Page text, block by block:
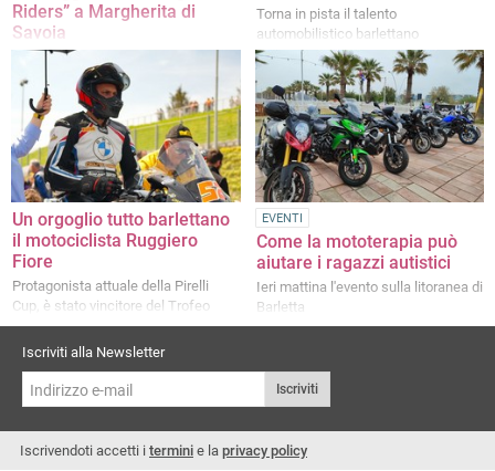
Riders” a Margherita di
Savoia
Appuntamento per sabato 22 giugno
nelle saline e nelle vie cittadine
principali
Torna in pista il talento
automobilistico barlettano
Un orgoglio tutto barlettano
il motociclista Ruggiero
Fiore
Protagonista attuale della Pirelli
Cup, è stato vincitore del Trofeo
inverno 2023
EVENTI
Come la mototerapia può
aiutare i ragazzi autistici
Ieri mattina l'evento sulla litoranea di
Barletta
Iscriviti alla Newsletter
Iscriviti
Iscrivendoti accetti i termini e la privacy policy